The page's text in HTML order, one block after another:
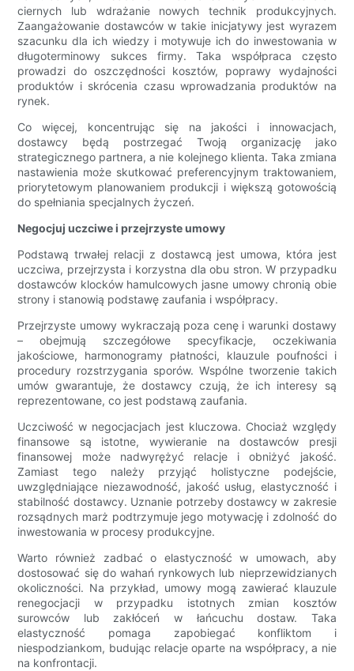
ciernych lub wdrażanie nowych technik produkcyjnych.
Zaangażowanie dostawców w takie inicjatywy jest wyrazem
szacunku dla ich wiedzy i motywuje ich do inwestowania w
długoterminowy sukces firmy. Taka współpraca często
prowadzi do oszczędności kosztów, poprawy wydajności
produktów i skrócenia czasu wprowadzania produktów na
rynek.
Co więcej, koncentrując się na jakości i innowacjach,
dostawcy będą postrzegać Twoją organizację jako
strategicznego partnera, a nie kolejnego klienta. Taka zmiana
nastawienia może skutkować preferencyjnym traktowaniem,
priorytetowym planowaniem produkcji i większą gotowością
do spełniania specjalnych życzeń.
Negocjuj uczciwe i przejrzyste umowy
Podstawą trwałej relacji z dostawcą jest umowa, która jest
uczciwa, przejrzysta i korzystna dla obu stron. W przypadku
dostawców klocków hamulcowych jasne umowy chronią obie
strony i stanowią podstawę zaufania i współpracy.
Przejrzyste umowy wykraczają poza cenę i warunki dostawy
– obejmują szczegółowe specyfikacje, oczekiwania
jakościowe, harmonogramy płatności, klauzule poufności i
procedury rozstrzygania sporów. Wspólne tworzenie takich
umów gwarantuje, że dostawcy czują, że ich interesy są
reprezentowane, co jest podstawą zaufania.
Uczciwość w negocjacjach jest kluczowa. Chociaż względy
finansowe są istotne, wywieranie na dostawców presji
finansowej może nadwyrężyć relacje i obniżyć jakość.
Zamiast tego należy przyjąć holistyczne podejście,
uwzględniające niezawodność, jakość usług, elastyczność i
stabilność dostawcy. Uznanie potrzeby dostawcy w zakresie
rozsądnych marż podtrzymuje jego motywację i zdolność do
inwestowania w procesy produkcyjne.
Warto również zadbać o elastyczność w umowach, aby
dostosować się do wahań rynkowych lub nieprzewidzianych
okoliczności. Na przykład, umowy mogą zawierać klauzule
renegocjacji w przypadku istotnych zmian kosztów
surowców lub zakłóceń w łańcuchu dostaw. Taka
elastyczność pomaga zapobiegać konfliktom i
niespodziankom, budując relacje oparte na współpracy, a nie
na konfrontacji.